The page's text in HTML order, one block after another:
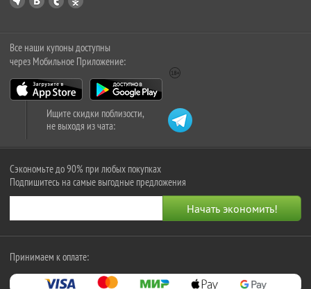
Все наши купоны доступны
через Мобильное Приложение:
Ищите скидки поблизости,
не выходя из чата:
Сэкономьте до 90% при любых покупках
Подпишитесь на самые выгодные предложения
Принимаем к оплате: